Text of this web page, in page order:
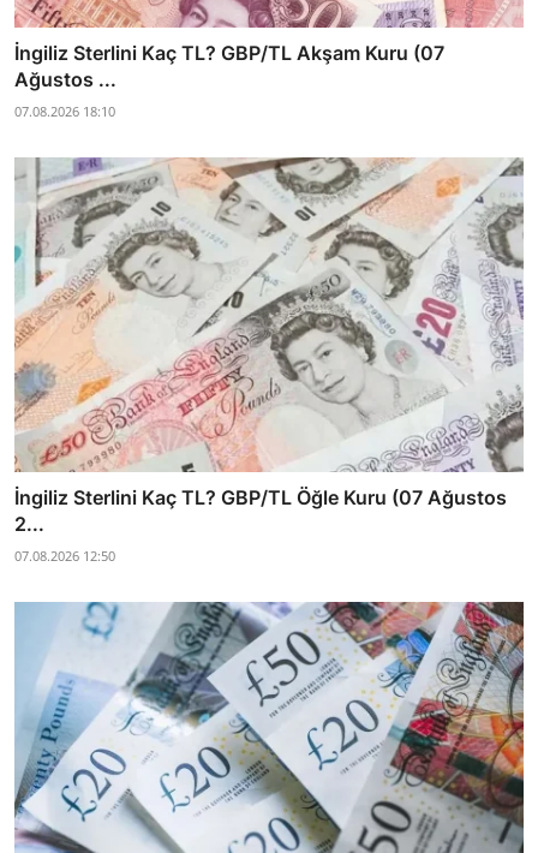
İngiliz Sterlini Kaç TL? GBP/TL Akşam Kuru (07
Ağustos ...
07.08.2026 18:10
İngiliz Sterlini Kaç TL? GBP/TL Öğle Kuru (07 Ağustos
2...
07.08.2026 12:50